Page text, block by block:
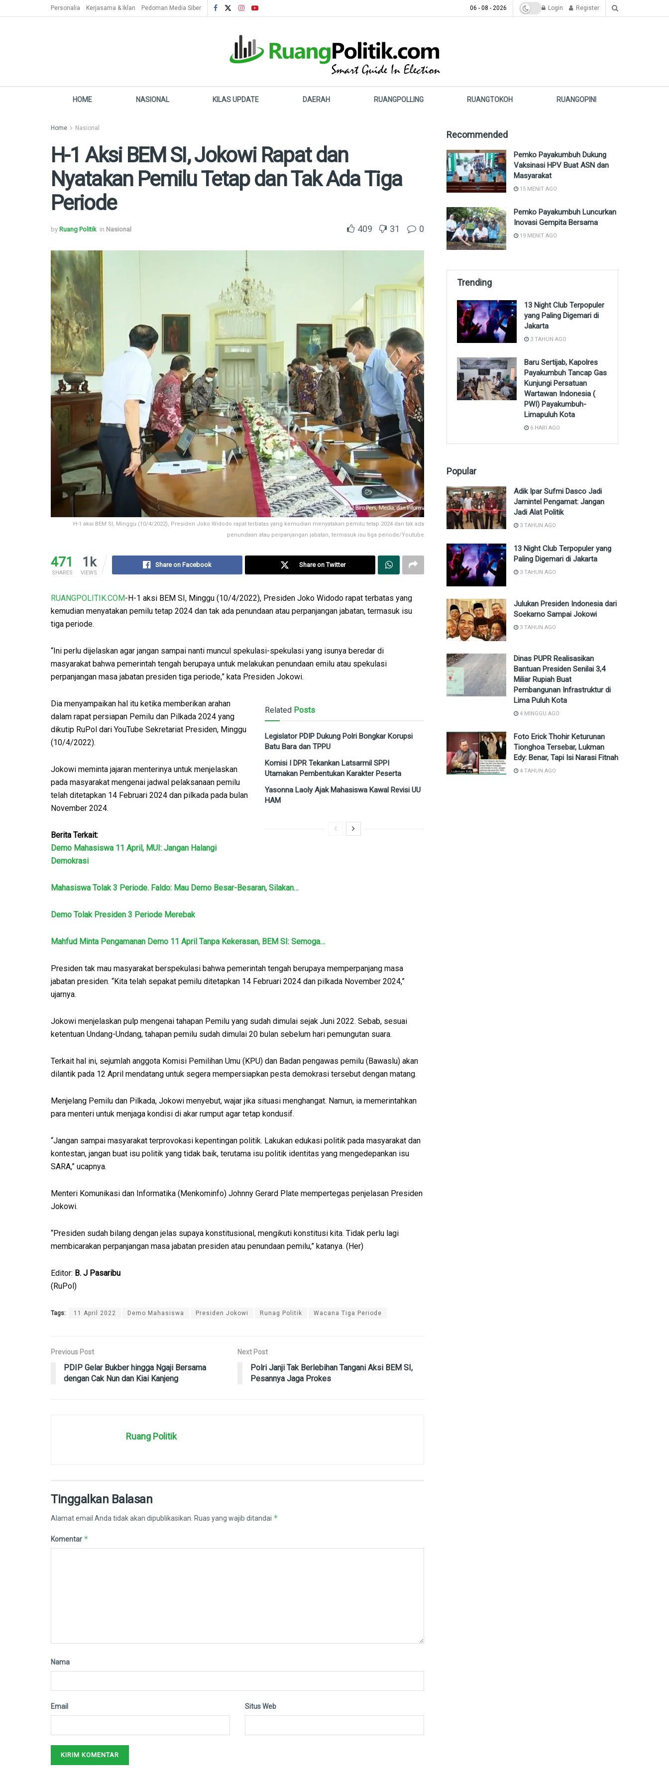
Personalia Kerjasama & Iklan Pedoman Media Siber 06 - 08 - 2026 Login Register
HOME NASIONAL KILAS UPDATE DAERAH RUANGPOLLING RUANGTOKOH RUANGOPINI
Home Nasional
H-1 Aksi BEM SI, Jokowi Rapat dan
Nyatakan Pemilu Tetap dan Tak Ada Tiga
Periode
by Ruang Politik in Nasional 409 31 0
H-1 aksi BEM SI, Minggu (10/4/2022), Presiden Joko Widodo rapat terbatas yang kemudian menyatakan pemilu tetap 2024 dan tak ada
penundaan atau perpanjangan jabatan, termasuk isu tiga periode/Youtube
471
SHARES
1k
VIEWS
Share on Facebook Share on Twitter
RUANGPOLITIK.COM-H-1 aksi BEM SI, Minggu (10/4/2022), Presiden Joko Widodo rapat terbatas yang
kemudian menyatakan pemilu tetap 2024 dan tak ada penundaan atau perpanjangan jabatan, termasuk isu
tiga periode.
“Ini perlu dijelaskan agar jangan sampai nanti muncul spekulasi-spekulasi yang isunya beredar di
masyarakat bahwa pemerintah tengah berupaya untuk melakukan penundaan emilu atau spekulasi
perpanjangan masa jabatan presiden tiga periode,” kata Presiden Jokowi.
Related Posts
Legislator PDIP Dukung Polri Bongkar Korupsi
Batu Bara dan TPPU
Komisi I DPR Tekankan Latsarmil SPPI
Utamakan Pembentukan Karakter Peserta
Yasonna Laoly Ajak Mahasiswa Kawal Revisi UU
HAM
Dia menyampaikan hal itu ketika memberikan arahan
dalam rapat persiapan Pemilu dan Pilkada 2024 yang
dikutip RuPol dari YouTube Sekretariat Presiden, Minggu
(10/4/2022).
Jokowi meminta jajaran menterinya untuk menjelaskan
pada masyarakat mengenai jadwal pelaksanaan pemilu
telah ditetapkan 14 Februari 2024 dan pilkada pada bulan
November 2024.
Berita Terkait:
Demo Mahasiswa 11 April, MUI: Jangan Halangi
Demokrasi
Mahasiswa Tolak 3 Periode. Faldo: Mau Demo Besar-Besaran, Silakan…
Demo Tolak Presiden 3 Periode Merebak
Mahfud Minta Pengamanan Demo 11 April Tanpa Kekerasan, BEM SI: Semoga…
Presiden tak mau masyarakat berspekulasi bahwa pemerintah tengah berupaya memperpanjang masa
jabatan presiden. “Kita telah sepakat pemilu ditetapkan 14 Februari 2024 dan pilkada November 2024,”
ujarnya.
Jokowi menjelaskan pulp mengenai tahapan Pemilu yang sudah dimulai sejak Juni 2022. Sebab, sesuai
ketentuan Undang-Undang, tahapan pemilu sudah dimulai 20 bulan sebelum hari pemungutan suara.
Terkait hal ini, sejumlah anggota Komisi Pemilihan Umu (KPU) dan Badan pengawas pemilu (Bawaslu) akan
dilantik pada 12 April mendatang untuk segera mempersiapkan pesta demokrasi tersebut dengan matang.
Menjelang Pemilu dan Pilkada, Jokowi menyebut, wajar jika situasi menghangat. Namun, ia memerintahkan
para menteri untuk menjaga kondisi di akar rumput agar tetap kondusif.
“Jangan sampai masyarakat terprovokasi kepentingan politik. Lakukan edukasi politik pada masyarakat dan
kontestan, jangan buat isu politik yang tidak baik, terutama isu politik identitas yang mengedepankan isu
SARA,” ucapnya.
Menteri Komunikasi dan Informatika (Menkominfo) Johnny Gerard Plate mempertegas penjelasan Presiden
Jokowi.
“Presiden sudah bilang dengan jelas supaya konstitusional, mengikuti konstitusi kita. Tidak perlu lagi
membicarakan perpanjangan masa jabatan presiden atau penundaan pemilu,” katanya. (Her)
Editor: B. J Pasaribu
(RuPol)
Tags: 11 April 2022 Demo Mahasiswa Presiden Jokowi Runag Politik Wacana Tiga Periode
Previous Post
PDIP Gelar Bukber hingga Ngaji Bersama
dengan Cak Nun dan Kiai Kanjeng
Next Post
Polri Janji Tak Berlebihan Tangani Aksi BEM SI,
Pesannya Jaga Prokes
Ruang Politik
Tinggalkan Balasan
Alamat email Anda tidak akan dipublikasikan. Ruas yang wajib ditandai *
Komentar *
Nama
Email Situs Web
Recommended
Pemko Payakumbuh Dukung
Vaksinasi HPV Buat ASN dan
Masyarakat
15 MENIT AGO
Pemko Payakumbuh Luncurkan
Inovasi Gempita Bersama
19 MENIT AGO
Trending
13 Night Club Terpopuler
yang Paling Digemari di
Jakarta
3 TAHUN AGO
Baru Sertijab, Kapolres
Payakumbuh Tancap Gas
Kunjungi Persatuan
Wartawan Indonesia (
PWI) Payakumbuh-
Limapuluh Kota
6 HARI AGO
Popular
Adik Ipar Sufmi Dasco Jadi
Jamintel Pengamat: Jangan
Jadi Alat Politik
3 TAHUN AGO
13 Night Club Terpopuler yang
Paling Digemari di Jakarta
3 TAHUN AGO
Julukan Presiden Indonesia dari
Soekarno Sampai Jokowi
3 TAHUN AGO
Dinas PUPR Realisasikan
Bantuan Presiden Senilai 3,4
Miliar Rupiah Buat
Pembangunan Infrastruktur di
Lima Puluh Kota
4 MINGGU AGO
Foto Erick Thohir Keturunan
Tionghoa Tersebar, Lukman
Edy: Benar, Tapi Isi Narasi Fitnah
4 TAHUN AGO